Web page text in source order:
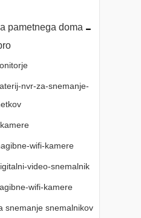
pametnega doma
nvr-za-snemanje-
wifi-kamere
video-snemalnik
wifi-kamere
snemanje snemalnikov